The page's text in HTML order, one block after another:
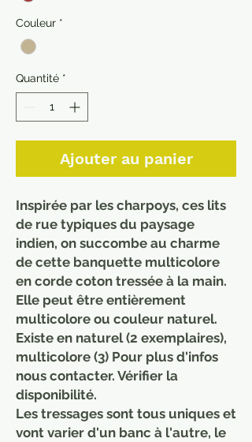
Couleur *
Quantité *
Ajouter au panier
Inspirée par les charpoys, ces lits
de rue typiques du paysage
indien, on succombe au charme
de cette banquette multicolore
en corde coton tressée à la main.
Elle peut être entièrement
multicolore ou couleur naturel.
Existe en naturel (2 exemplaires),
multicolore (3) Pour plus d'infos
nous contacter. Vérifier la
disponibilité.
Les tressages sont tous uniques et
vont varier d'un banc à l'autre, le